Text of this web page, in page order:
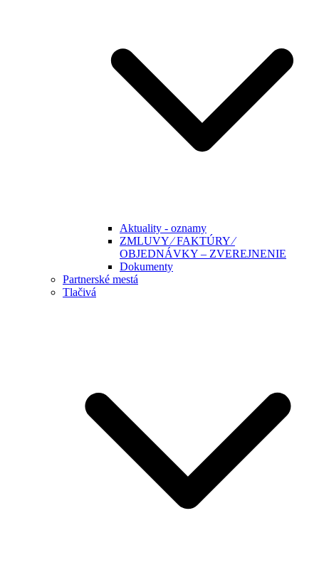
Aktuality - oznamy
ZMLUVY ⁄ FAKTÚRY ⁄
OBJEDNÁVKY – ZVEREJNENIE
Dokumenty
Partnerské mestá
Tlačivá